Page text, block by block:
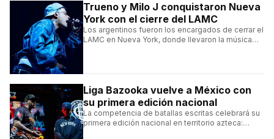
Trueno y Milo J conquistaron Nueva
York con el cierre del LAMC
Los argentinos fueron los encargados de cerrar el
LAMC en Nueva York, donde llevaron la música
Liga Bazooka vuelve a México con
su primera edición nacional
La competencia de batallas escritas celebrará su
primera edición nacional en territorio azteca: